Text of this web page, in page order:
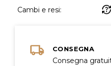
Cambi e resi:
question_exchange
local_shipping CONSEGNA
Consegna